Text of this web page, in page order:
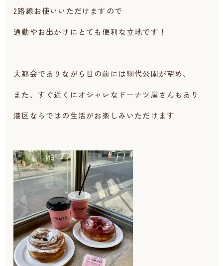
2路線お使いいただけますので
通勤やお出かけにとても便利な立地です！
大都会でありながら目の前には網代公園が望め、
また、すぐ近くにオシャレなドーナツ屋さんもあり
港区ならではの生活がお楽しみいただけます